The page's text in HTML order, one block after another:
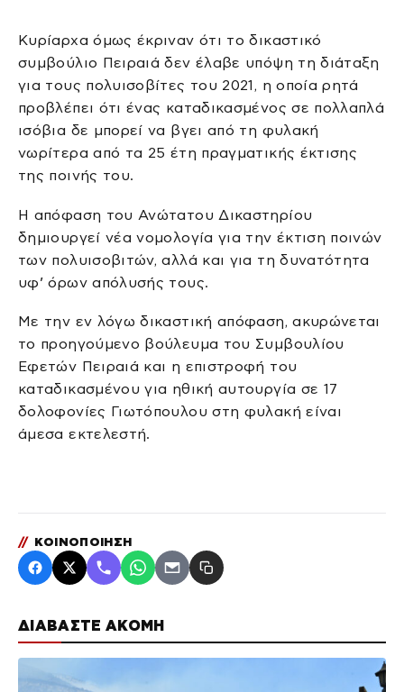
ΔΙΑΒΑΣΤΕ ΑΚΟΜΗ
Κυρίαρχα όμως έκριναν ότι το δικαστικό
συμβούλιο Πειραιά δεν έλαβε υπόψη τη διάταξη
για τους πολυισοβίτες του 2021, η οποία ρητά
προβλέπει ότι ένας καταδικασμένος σε πολλαπλά
ισόβια δε μπορεί να βγει από τη φυλακή
νωρίτερα από τα 25 έτη πραγματικής έκτισης
της ποινής του.
Η απόφαση του Ανώτατου Δικαστηρίου
δημιουργεί νέα νομολογία για την έκτιση ποινών
των πολυισοβιτών, αλλά και για τη δυνατότητα
υφ’ όρων απόλυσής τους.
Με την εν λόγω δικαστική απόφαση, ακυρώνεται
το προηγούμενο βούλευμα του Συμβουλίου
Εφετών Πειραιά και η επιστροφή του
καταδικασμένου για ηθική αυτουργία σε 17
δολοφονίες Γιωτόπουλου στη φυλακή είναι
άμεσα εκτελεστή.
// ΚΟΙΝΟΠΟΙΗΣΗ